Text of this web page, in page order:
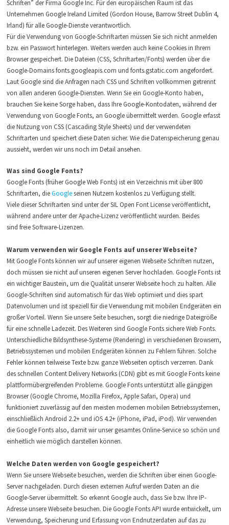
Schriften” der Firma Google Inc. Für den europäischen Raum ist das
Unternehmen Google Ireland Limited (Gordon House, Barrow Street Dublin 4,
Irland) für alle Google-Dienste verantwortlich.
Für die Verwendung von Google-Schriftarten müssen Sie sich nicht anmelden
bzw. ein Passwort hinterlegen. Weiters werden auch keine Cookies in Ihrem
Browser gespeichert. Die Dateien (CSS, Schriftarten/Fonts) werden über die
Google-Domains fonts.googleapis.com und fonts.gstatic.com angefordert.
Laut Google sind die Anfragen nach CSS und Schriften vollkommen getrennt
von allen anderen Google-Diensten. Wenn Sie ein Google-Konto haben,
brauchen Sie keine Sorge haben, dass Ihre Google-Kontodaten, während der
Verwendung von Google Fonts, an Google übermittelt werden. Google erfasst
die Nutzung von CSS (Cascading Style Sheets) und der verwendeten
Schriftarten und speichert diese Daten sicher. Wie die Datenspeicherung genau
aussieht, werden wir uns noch im Detail ansehen.
Was sind Google Fonts?
Google Fonts (früher Google Web Fonts) ist ein Verzeichnis mit über 800
Schriftarten, dieGoogleseinen Nutzern kostenlos zu Verfügung stellt.
Viele dieser Schriftarten sind unter der SIL Open Font License veröffentlicht,
während andere unter der Apache-Lizenz veröffentlicht wurden. Beides
sind freie Software-Lizenzen.
Warum verwenden wir Google Fonts auf unserer Webseite?
Mit Google Fonts können wir auf unserer eigenen Webseite Schriften nutzen,
doch müssen sie nicht auf unseren eigenen Server hochladen. Google Fonts ist
ein wichtiger Baustein, um die Qualität unserer Webseite hoch zu halten. Alle
Google-Schriften sind automatisch für das Web optimiert und dies spart
Datenvolumen und ist speziell für die Verwendung mit mobilen Endgeräten ein
großer Vorteil. Wenn Sie unsere Seite besuchen, sorgt die niedrige Dateigröße
für eine schnelle Ladezeit. Des Weiteren sind Google Fonts sichere Web Fonts.
Unterschiedliche Bildsynthese-Systeme (Rendering) in verschiedenen Browsern,
Betriebssystemen und mobilen Endgeräten können zu Fehlern führen. Solche
Fehler können teilweise Texte bzw. ganze Webseiten optisch verzerren. Dank
des schnellen Content Delivery Networks (CDN) gibt es mit Google Fonts keine
plattformübergreifenden Probleme. Google Fonts unterstützt alle gängigen
Browser (Google Chrome, Mozilla Firefox, Apple Safari, Opera) und
funktioniert zuverlässig auf den meisten modernen mobilen Betriebssystemen,
einschließlich Android 2.2+ und iOS 4.2+ (iPhone, iPad, iPod). Wir verwenden
die Google Fonts also, damit wir unser gesamtes Online-Service so schön und
einheitlich wie möglich darstellen können.
Welche Daten werden von Google gespeichert?
Wenn Sie unsere Webseite besuchen, werden die Schriften über einen Google-
Server nachgeladen. Durch diesen externen Aufruf werden Daten an die
Google-Server übermittelt. So erkennt Google auch, dass Sie bzw. Ihre IP-
Adresse unsere Webseite besuchen. Die Google Fonts API wurde entwickelt, um
Verwendung, Speicherung und Erfassung von Endnutzerdaten auf das zu